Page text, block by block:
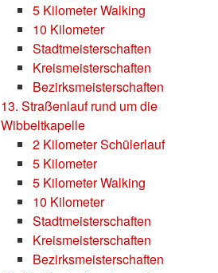
5 Kilometer Walking
10 Kilometer
Stadtmeisterschaften
Kreismeisterschaften
Bezirksmeisterschaften
13. Straßenlauf rund um die
Wibbeltkapelle
2 Kilometer Schülerlauf
5 Kilometer
5 Kilometer Walking
10 Kilometer
Stadtmeisterschaften
Kreismeisterschaften
Bezirksmeisterschaften